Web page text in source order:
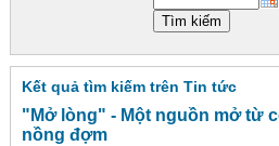
Liên hệ
Tìm kiếm
Kết quả tìm kiếm trên Tin tức
"Mở lòng" - Một nguồn mở từ
nồng đợm